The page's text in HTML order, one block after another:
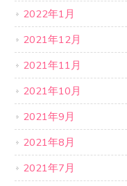
2022年1月
2021年12月
2021年11月
2021年10月
2021年9月
2021年8月
2021年7月